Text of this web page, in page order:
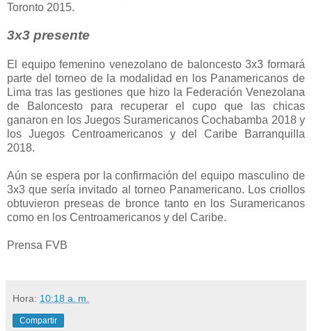
Toronto 2015.
3x3 presente
El equipo femenino venezolano de baloncesto 3x3 formará
parte del torneo de la modalidad en los Panamericanos de
Lima tras las gestiones que hizo la Federación Venezolana
de Baloncesto para recuperar el cupo que las chicas
ganaron en los Juegos Suramericanos Cochabamba 2018 y
los Juegos Centroamericanos y del Caribe Barranquilla
2018.
Aún se espera por la confirmación del equipo masculino de
3x3 que sería invitado al torneo Panamericano. Los criollos
obtuvieron preseas de bronce tanto en los Suramericanos
como en los Centroamericanos y del Caribe.
Prensa FVB
Hora: 10:18 a. m.
Compartir